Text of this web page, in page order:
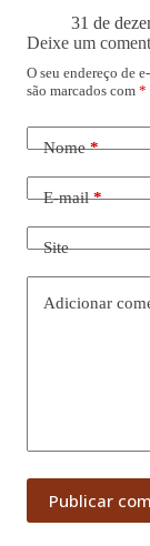
31 de
Deixe um
O seu endereço de
são marcados com *
Nome*
E-mail*
Site
Adicionar
Publicar